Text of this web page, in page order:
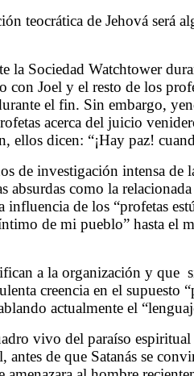
teocrática de Jehová será
la Sociedad Watchtower
Joel y el resto de los
el fin. Sin embargo,
acerca del juicio
ellos dicen: “¡Hay paz!
de investigación intensa de
absurdas como la
influencia de los “profetas
de mi pueblo” hasta el
a la organización y que
creencia en el supuesto
actualmente el
vivo del paraíso
de que Satanás se